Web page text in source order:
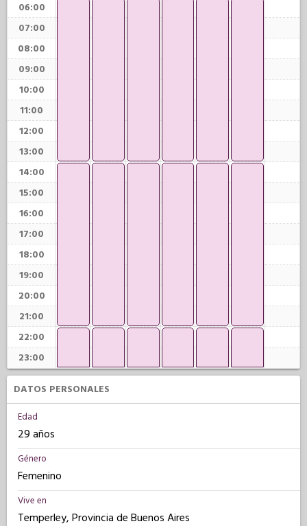
06:00
07:00
08:00
09:00
10:00
11:00
12:00
13:00
14:00
15:00
16:00
17:00
18:00
19:00
20:00
21:00
22:00
23:00
DATOS PERSONALES
Edad
29 años
Género
Femenino
Vive en
Temperley, Provincia de Buenos Aires